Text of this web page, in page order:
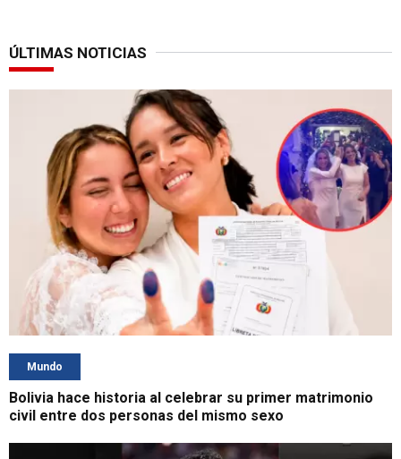
ÚLTIMAS NOTICIAS
Mundo
Bolivia hace historia al celebrar su primer matrimonio
civil entre dos personas del mismo sexo